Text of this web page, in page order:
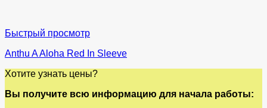
Быстрый просмотр
Anthu A Aloha Red In Sleeve
Хотите узнать цены?
Вы получите всю информацию для начала работы: